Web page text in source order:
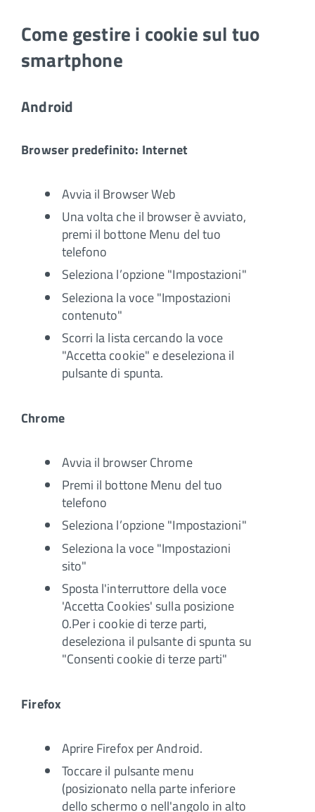
Come gestire i cookie sul tuo
smartphone
Android
Browser predefinito: Internet
Avvia il Browser Web
Una volta che il browser è avviato,
premi il bottone Menu del tuo
telefono
Seleziona l’opzione "Impostazioni"
Seleziona la voce "Impostazioni
contenuto"
Scorri la lista cercando la voce
"Accetta cookie" e deseleziona il
pulsante di spunta.
Chrome
Avvia il browser Chrome
Premi il bottone Menu del tuo
telefono
Seleziona l’opzione "Impostazioni"
Seleziona la voce "Impostazioni
sito"
Sposta l'interruttore della voce
'Accetta Cookies' sulla posizione
0.Per i cookie di terze parti,
deseleziona il pulsante di spunta su
"Consenti cookie di terze parti"
Firefox
Aprire Firefox per Android.
Toccare il pulsante menu
(posizionato nella parte inferiore
dello schermo o nell'angolo in alto